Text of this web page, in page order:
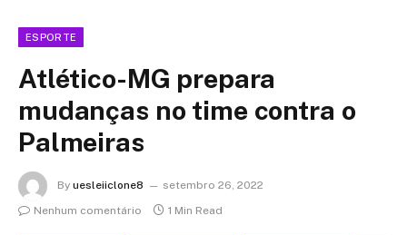
ESPORTE
Atlético-MG prepara
mudanças no time contra o
Palmeiras
By uesleiiclone8
setembro 26, 2022
Nenhum comentário
1 Min Read